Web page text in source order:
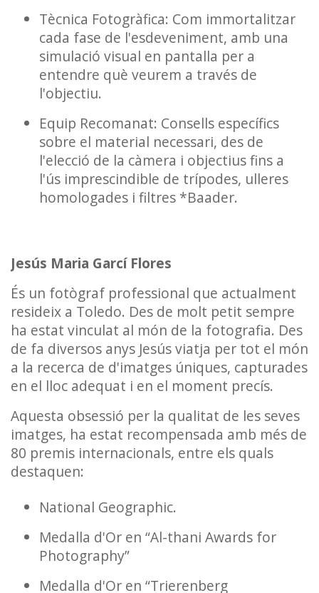
Tècnica Fotogràfica: Com immortalitzar
cada fase de l'esdeveniment, amb una
simulació visual en pantalla per a
entendre què veurem a través de
l'objectiu.
Equip Recomanat: Consells específics
sobre el material necessari, des de
l'elecció de la càmera i objectius fins a
l'ús imprescindible de trípodes, ulleres
homologades i filtres *Baader.
Jesús Maria Garcí Flores
És un fotògraf professional que actualment
resideix a Toledo. Des de molt petit sempre
ha estat vinculat al món de la fotografia. Des
de fa diversos anys Jesús viatja per tot el món
a la recerca de d'imatges úniques, capturades
en el lloc adequat i en el moment precís.
Aquesta obsessió per la qualitat de les seves
imatges, ha estat recompensada amb més de
80 premis internacionals, entre els quals
destaquen:
National Geographic.
Medalla d'Or en “Al-thani Awards for
Photography”
Medalla d'Or en “Trierenberg